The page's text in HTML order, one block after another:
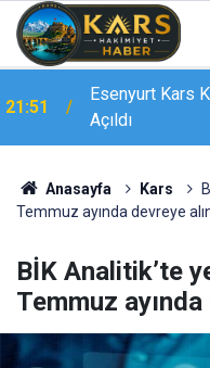
21:51
Esenyurt Kars
Açıldı
Anasayfa Kars
Temmuz ayında devreye
BİK Analitik’te
Temmuz